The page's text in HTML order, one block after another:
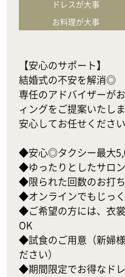
ドレスが大事
お料理が大事
【安心のサポート】
結婚式の不安を解消◎
専任のアドバイザーが
ィングをご提案いたしま
安心してお任せくださ
◆安心◎タクシー最大
◆ゆったりとしたサロ
◆限られた回数のお打
◆オンラインでもじっ
◆ご希望の方には、衣
OK
◆試食のご用意（新婦
ださい）
◆期間限定でお得なド